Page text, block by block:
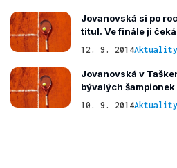
Jovanovská si po
titul. Ve finále ji
12. 9. 2014Aktuality
Jovanovská v
bývalých
10. 9. 2014Aktuality